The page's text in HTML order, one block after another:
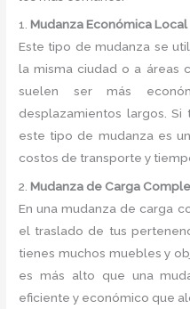
1.Mudanza Económica Local
Este tipo de mudanza se
la misma ciudad o a áreas
suelen ser más
desplazamientos largos.
este tipo de mudanza es
costos de transporte y
2.Mudanza de Carga
En una mudanza de carga
el traslado de tus
tienes muchos muebles y
es más alto que una
eficiente y económico que